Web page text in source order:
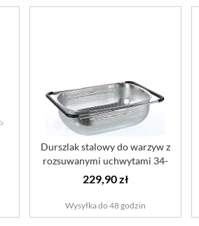
Durszlak stalowy do warzyw z
rozsuwanymi uchwytami 34-
58 cm
229,90 zł
Wysyłka do 48 godzin